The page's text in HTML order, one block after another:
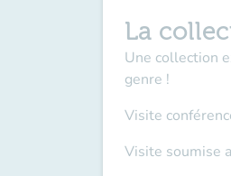
La
Une collection
genre !
Visite
Visite soumise